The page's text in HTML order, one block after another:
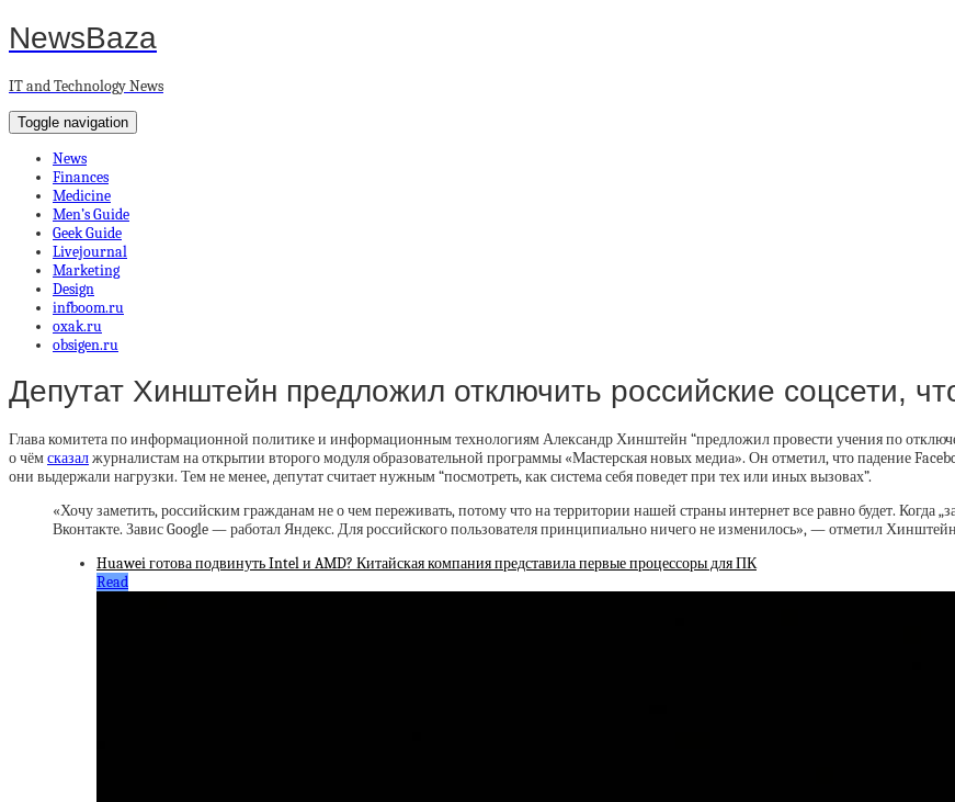
NewsBaza
IT and Technology News
Toggle navigation
News
Finances
Medicine
Men’s Guide
Geek Guide
Livejournal
Marketing
Design
infboom.ru
oxak.ru
obsigen.ru
Депутат Хинштейн предложил отключить российские соцсети,
Глава комитета по информационной политике и информационным технологиям Александр Хинштейн “предложил провести учения по
о чёмсказалжурналистам на открытии второго модуля образовательной программы «Мастерская новых медиа». Он отметил, что падение
они выдержали нагрузки. Тем не менее, депутат считает нужным “посмотреть, как система себя поведет при тех или иных вызовах”.
«Хочу заметить, российским гражданам не о чем переживать, потому что на территории нашей страны интернет все равно будет. Когда
Вконтакте. Завис Google — работал Яндекс. Для российского пользователя принципиально ничего не изменилось», — отметил
Huawei готова подвинуть Intel и AMD? Китайская компания представила первые процессоры для ПК
Read